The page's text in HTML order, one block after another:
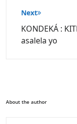
Next
KONDEKÁ :
asalela yo
About the author